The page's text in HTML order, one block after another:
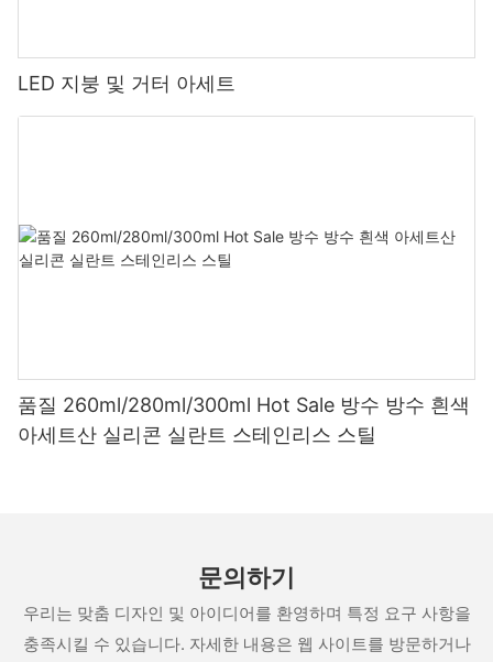
LED 지붕 및 거터 아세트
품질 260ml/280ml/300ml Hot Sale 방수 방수 흰색
아세트산 실리콘 실란트 스테인리스 스틸
문의하기
우리는 맞춤 디자인 및 아이디어를 환영하며 특정 요구 사항을
충족시킬 수 있습니다. 자세한 내용은 웹 사이트를 방문하거나